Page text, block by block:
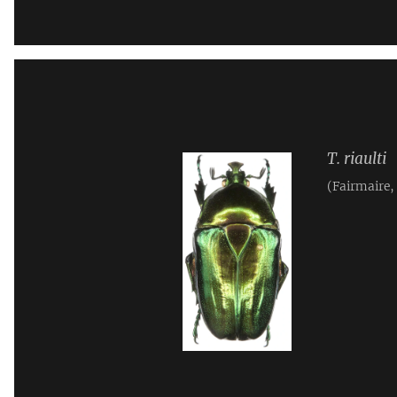
T. riaulti
(Fairmaire,